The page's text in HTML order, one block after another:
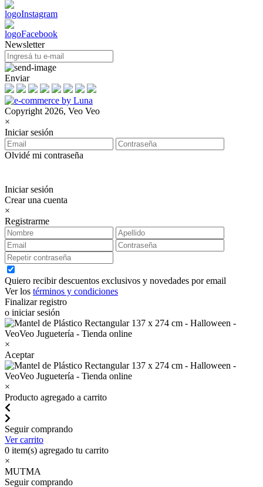
Newsletter
Enviar
Copyright 2026, Veo Veo
×
Iniciar sesión
Olvidé mi contraseña
Iniciar sesión
Crear una cuenta
×
Registrarme
Quiero recibir descuentos exclusivos y novedades por email
Ver los términos y condiciones
Finalizar registro
o iniciar sesión
×
Aceptar
×
Producto agregado a carrito
Seguir comprando
Ver carrito
0 item(s) agregado tu carrito
×
MUTMA
Seguir comprando